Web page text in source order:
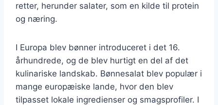
retter, herunder salater, som en kilde til protein
og næring.
I Europa blev bønner introduceret i det 16.
århundrede, og de blev hurtigt en del af det
kulinariske landskab. Bønnesalat blev populær i
mange europæiske lande, hvor den blev
tilpasset lokale ingredienser og smagsprofiler. I